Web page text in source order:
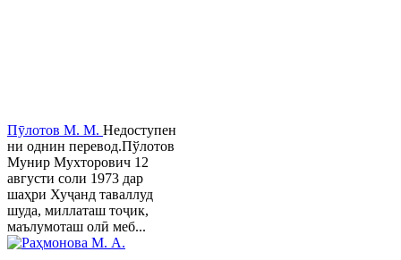
Пӯлотов М. М. Недоступен
ни однин перевод.Пўлотов
Мунир Мухторович 12
августи соли 1973 дар
шаҳри Хуҷанд таваллуд
шуда, миллаташ тоҷик,
маълумоташ олӣ меб...